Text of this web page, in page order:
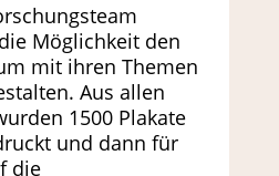
Möglichkeit den
mit ihren Themen
Aus allen
1500 Plakate
und dann für
die